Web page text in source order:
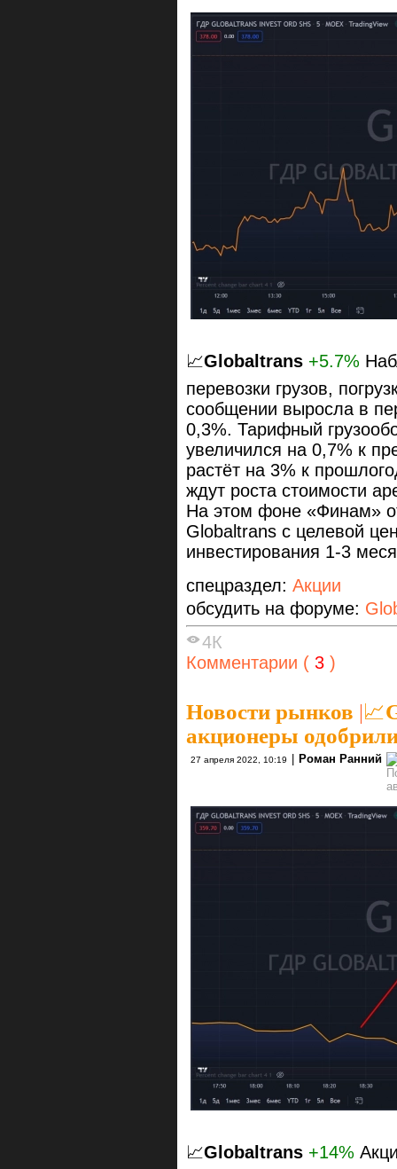
📈Globaltrans +5.7%
перевозки грузов,
сообщении выросла в
0,3%. Тарифный
увеличился на 0,7% к
растёт на 3% к
ждут роста стоимости
На этом фоне «Финам»
Globaltrans с целевой
инвестирования 1-3
спецраздел: Акции
обсудить на форуме:
4К
Комментарии ( 3 )
Новости рынков |
акционеры
27 апреля 2022, 10:19 Роман Ранний
📈Globaltrans +14%